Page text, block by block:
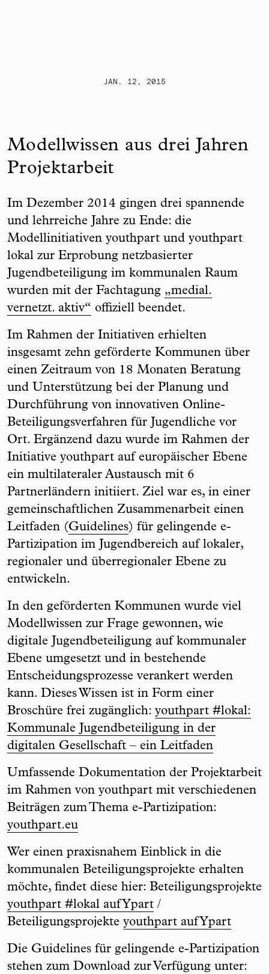
JAN. 12, 2015
Modellwissen aus drei Jahren
Projektarbeit
Im Dezember 2014 gingen drei spannende
und lehrreiche Jahre zu Ende: die
Modellinitiativen youthpart und youthpart
lokal zur Erprobung netzbasierter
Jugendbeteiligung im kommunalen Raum
wurden mit der Fachtagung „medial.
vernetzt. aktiv“ offiziell beendet.
Im Rahmen der Initiativen erhielten
insgesamt zehn geförderte Kommunen über
einen Zeitraum von 18 Monaten Beratung
und Unterstützung bei der Planung und
Durchführung von innovativen Online-
Beteiligungsverfahren für Jugendliche vor
Ort. Ergänzend dazu wurde im Rahmen der
Initiative youthpart auf europäischer Ebene
ein multilateraler Austausch mit 6
Partnerländern initiiert. Ziel war es, in einer
gemeinschaftlichen Zusammenarbeit einen
Leitfaden (Guidelines) für gelingende e-
Partizipation im Jugendbereich auf lokaler,
regionaler und überregionaler Ebene zu
entwickeln.
In den geförderten Kommunen wurde viel
Modellwissen zur Frage gewonnen, wie
digitale Jugendbeteiligung auf kommunaler
Ebene umgesetzt und in bestehende
Entscheidungsprozesse verankert werden
kann. Dieses Wissen ist in Form einer
Broschüre frei zugänglich: youthpart #lokal:
Kommunale Jugendbeteiligung in der
digitalen Gesellschaft – ein Leitfaden
Umfassende Dokumentation der Projektarbeit
im Rahmen von youthpart mit verschiedenen
Beiträgen zum Thema e-Partizipation:
youthpart.eu
Wer einen praxisnahem Einblick in die
kommunalen Beteiligungsprojekte erhalten
möchte, findet diese hier: Beteiligungsprojekte
youthpart #lokal auf Ypart /
Beteiligungsprojekte youthpart auf Ypart
Die Guidelines für gelingende e-Partizipation
stehen zum Download zur Verfügung unter: